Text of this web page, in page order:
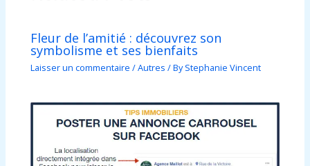
Fleur de l’amitié : découvrez son
symbolisme et ses bienfaits
Laisser un commentaire /Autres / ByStephanie Vincent